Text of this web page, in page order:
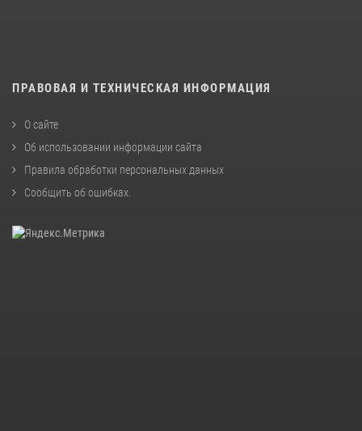
ПРАВОВАЯ И ТЕХНИЧЕСКАЯ ИНФОРМАЦИЯ
О сайте
Об использовании информации сайта
Правила обработки персональных данных
Сообщить об ошибках.